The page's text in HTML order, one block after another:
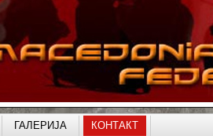
ГАЛЕРИЈА КОНТАКТ